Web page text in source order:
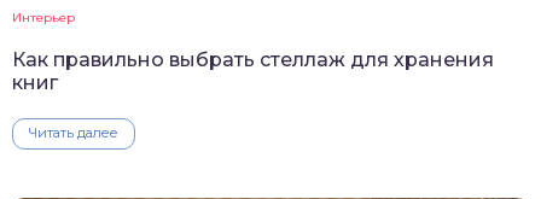
Интерьер
Как правильно выбрать стеллаж для хранения
книг
Читать далее